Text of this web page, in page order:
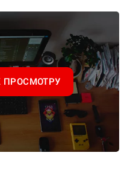
ПРОСМОТРУ